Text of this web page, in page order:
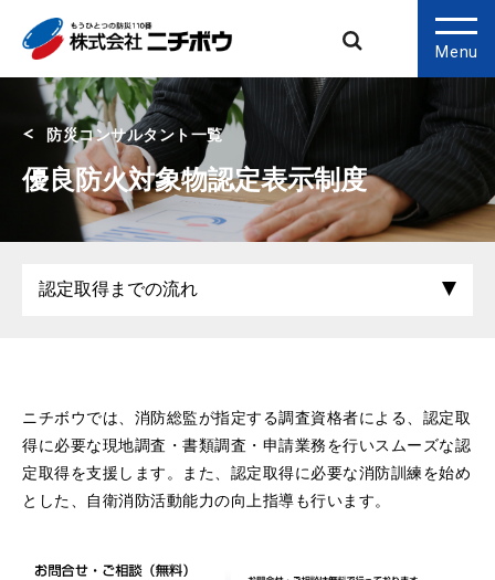
Menu
防災コンサルタント一覧
優良防火対象物認定表示制度
ニチボウでは、消防総監が指定する調査資格者による、認定取
得に必要な現地調査・書類調査・申請業務を行いスムーズな認
定取得を支援します。また、認定取得に必要な消防訓練を始め
とした、自衛消防活動能力の向上指導も行います。